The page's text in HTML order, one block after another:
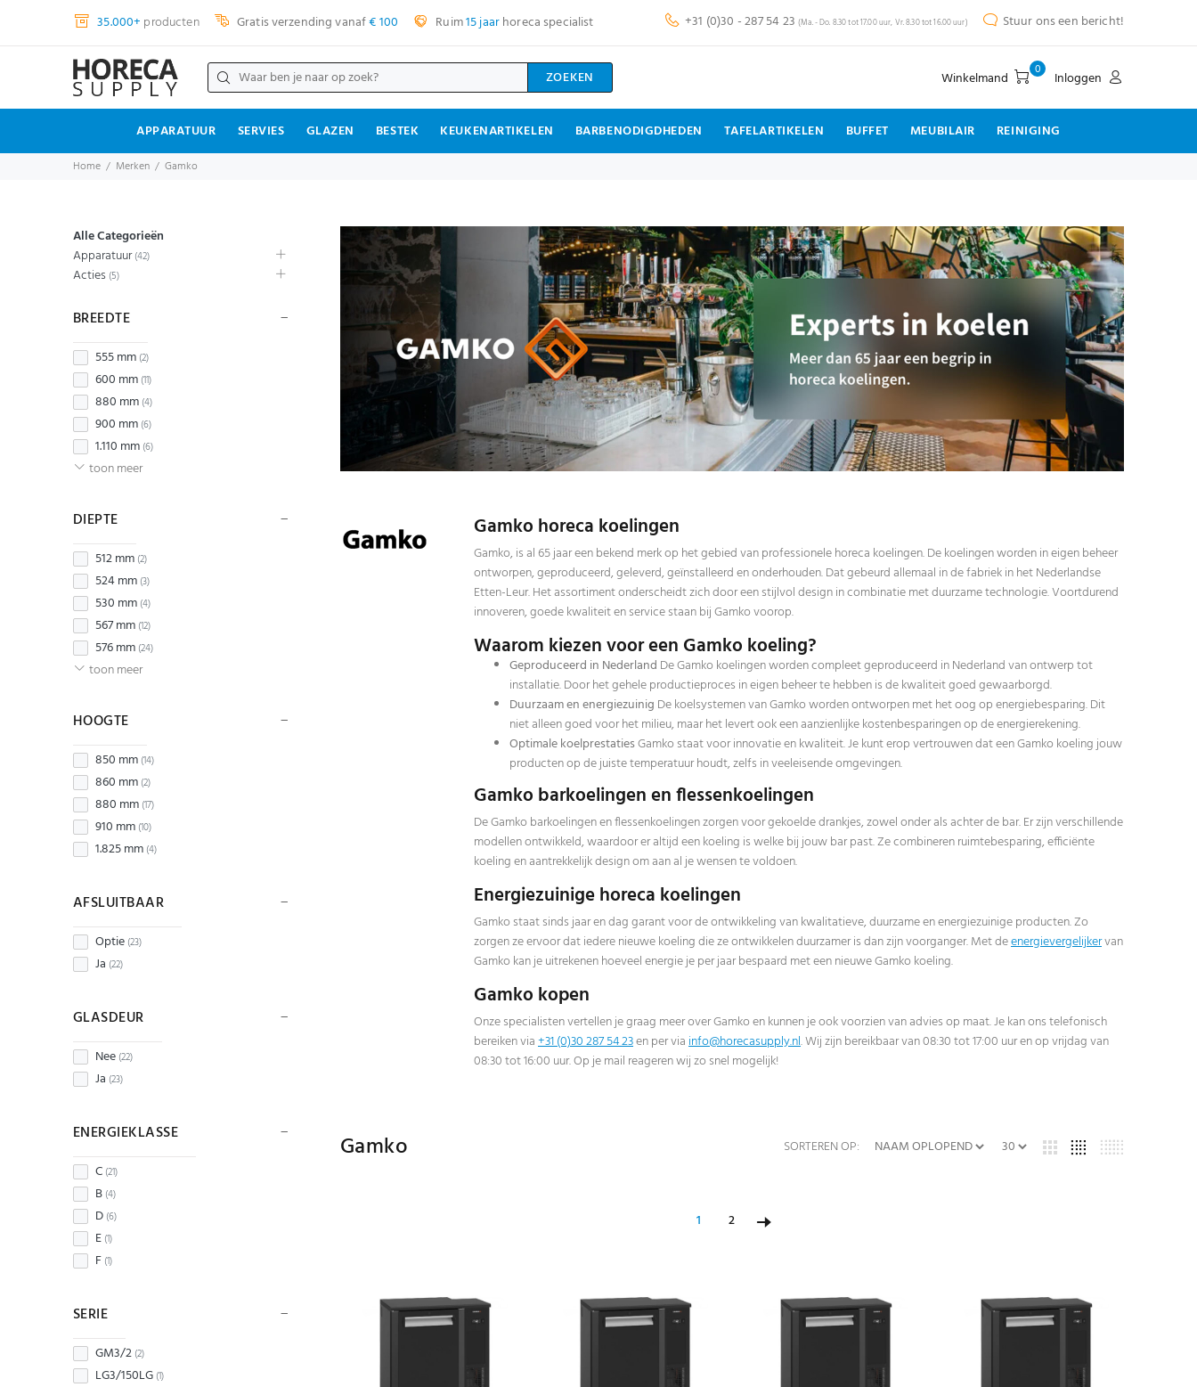
35.000+ producten Gratis verzending vanaf€ 100 Ruim15 jaarhoreca specialist +31 (0)30 - 287 54 23 (Ma. - Do. 8.30 tot 17.00 uur, Vr. 8.30 tot 16.00 uur) Stuur ons een bericht!
ZOEKEN Winkelmand 0 Inloggen
APPARATUUR SERVIES GLAZEN BESTEK KEUKENARTIKELEN BARBENODIGDHEDEN TAFELARTIKELEN BUFFET MEUBILAIR REINIGING
Home Merken Gamko
Alle Categorieën
Apparatuur(42)
Acties (5)
BREEDTE
555 mm (2)
600 mm (11)
880 mm (4)
900 mm (6)
1.110 mm (6)
toon meer
DIEPTE
512 mm (2)
524 mm (3)
530 mm (4)
567 mm (12)
576 mm (24)
toon meer
HOOGTE
850 mm (14)
860 mm (2)
880 mm (17)
910 mm (10)
1.825 mm (4)
AFSLUITBAAR
Optie (23)
Ja (22)
GLASDEUR
Nee (22)
Ja (23)
ENERGIEKLASSE
C (21)
B (4)
D (6)
E (1)
F (1)
SERIE
GM3/2 (2)
LG3/150LG (1)
Gamko horeca koelingen
Gamko, is al 65 jaar een bekend merk op het gebied van professionele horeca koelingen. De koelingen worden in eigen beheer
ontworpen, geproduceerd, geleverd, geïnstalleerd en onderhouden. Dat gebeurd allemaal in de fabriek in het Nederlandse
Etten-Leur. Het assortiment onderscheidt zich door een stijlvol design in combinatie met duurzame technologie. Voortdurend
innoveren, goede kwaliteit en service staan bij Gamko voorop.
Waarom kiezen voor een Gamko koeling?
Geproduceerd in Nederland De Gamko koelingen worden compleet geproduceerd in Nederland van ontwerp tot
installatie. Door het gehele productieproces in eigen beheer te hebben is de kwaliteit goed gewaarborgd.
Duurzaam en energiezuinig De koelsystemen van Gamko worden ontworpen met het oog op energiebesparing. Dit
niet alleen goed voor het milieu, maar het levert ook een aanzienlijke kostenbesparingen op de energierekening.
Optimale koelprestatiesGamko staat voor innovatie en kwaliteit. Je kunt erop vertrouwen dat een Gamko koeling jouw
producten op de juiste temperatuur houdt, zelfs in veeleisende omgevingen.
Gamko barkoelingen en flessenkoelingen
De Gamko barkoelingen en flessenkoelingen zorgen voor gekoelde drankjes, zowel onder als achter de bar. Er zijn verschillende
modellen ontwikkeld, waardoor er altijd een koeling is welke bij jouw bar past. Ze combineren ruimtebesparing, efficiënte
koeling en aantrekkelijk design om aan al je wensen te voldoen.
Energiezuinige horeca koelingen
Gamko staat sinds jaar en dag garant voor de ontwikkeling van kwalitatieve, duurzame en energiezuinige producten. Zo
zorgen ze ervoor dat iedere nieuwe koeling die ze ontwikkelen duurzamer is dan zijn voorganger. Met deenergievergelijkervan
Gamko kan je uitrekenen hoeveel energie je per jaar bespaard met een nieuwe Gamko koeling.
Gamko kopen
Onze specialisten vertellen je graag meer over Gamko en kunnen je ook voorzien van advies op maat. Je kan ons telefonisch
bereiken via+31 (0)30 287 54 23en per viainfo@horecasupply.nl. Wij zijn bereikbaar van 08:30 tot 17:00 uur en op vrijdag van
08:30 tot 16:00 uur. Op je mail reageren wij zo snel mogelijk!
Gamko SORTEREN OP:
1 2